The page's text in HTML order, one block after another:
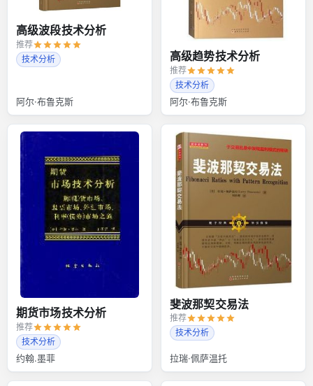
高级波段技术分析
推荐
技术分析
阿尔·布鲁克斯
高级趋势技术分析
推荐
技术分析
阿尔·布鲁克斯
期货市场技术分析
推荐
技术分析
约翰.墨菲
斐波那契交易法
推荐
技术分析
拉瑞·佩萨温托